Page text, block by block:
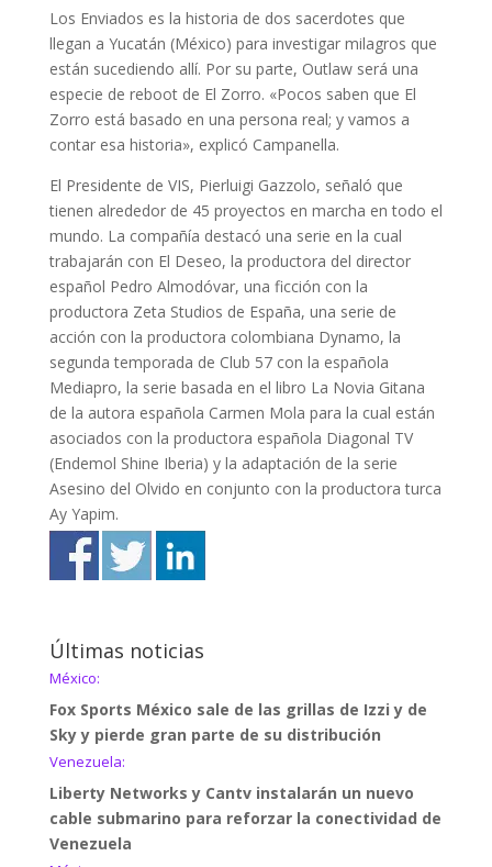
Los Enviados es la historia de dos sacerdotes que
llegan a Yucatán (México) para investigar milagros que
están sucediendo allí. Por su parte, Outlaw será una
especie de reboot de El Zorro. «Pocos saben que El
Zorro está basado en una persona real; y vamos a
contar esa historia», explicó Campanella.
El Presidente de VIS, Pierluigi Gazzolo, señaló que
tienen alrededor de 45 proyectos en marcha en todo el
mundo. La compañía destacó una serie en la cual
trabajarán con El Deseo, la productora del director
español Pedro Almodóvar, una ficción con la
productora Zeta Studios de España, una serie de
acción con la productora colombiana Dynamo, la
segunda temporada de Club 57 con la española
Mediapro, la serie basada en el libro La Novia Gitana
de la autora española Carmen Mola para la cual están
asociados con la productora española Diagonal TV
(Endemol Shine Iberia) y la adaptación de la serie
Asesino del Olvido en conjunto con la productora turca
Ay Yapim.
Últimas noticias
México:
Fox Sports México sale de las grillas de Izzi y de
Sky y pierde gran parte de su distribución
Venezuela:
Liberty Networks y Cantv instalarán un nuevo
cable submarino para reforzar la conectividad de
Venezuela